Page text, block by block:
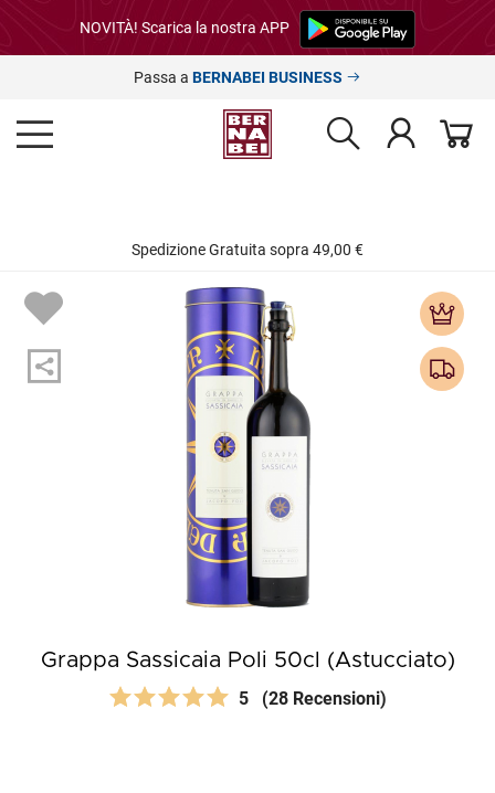
NOVITÀ! Scarica la nostra APP
Passa a BERNABEI BUSINESS
Spedizione Gratuita sopra 49,00 €
Grappa Sassicaia Poli 50cl (Astucciato)
5 (28 Recensioni)